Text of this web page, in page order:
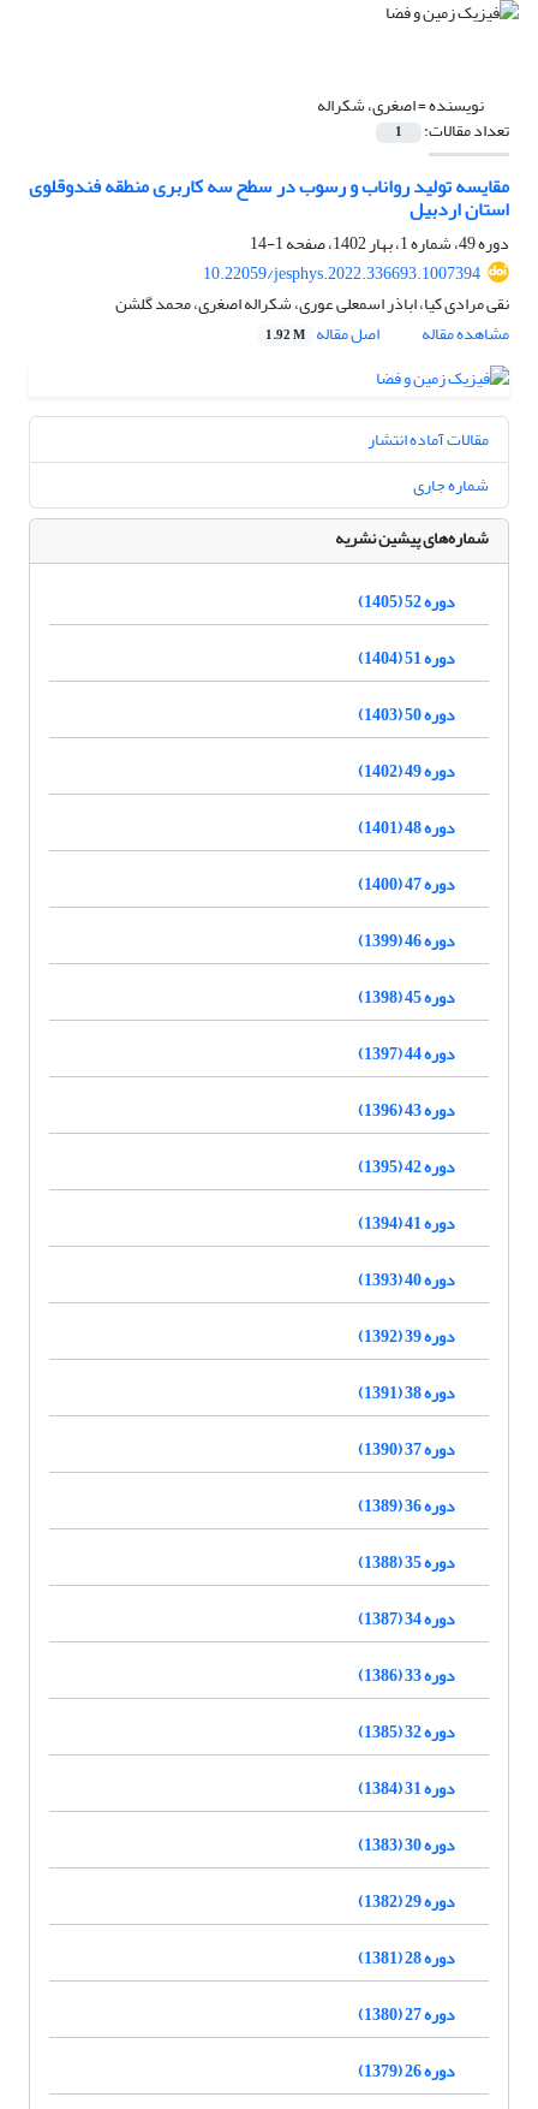
نویسنده =اصغری، شکراله
تعداد مقالات: 1
مقایسه تولید رواناب و رسوب در سطح سه کاربری منطقه فندوقلوی
استان اردبیل
دوره 49، شماره 1، بهار 1402، صفحه
1-14
10.22059/jesphys.2022.336693.1007394
نقی مرادی کیا، اباذر اسمعلی عوری، شکراله اصغری، محمد گلشن
مشاهده مقاله
اصل مقاله 1.92 M
مقالات آماده انتشار
شماره جاری
شماره‌های پیشین نشریه
دوره 52 (1405)
دوره 51 (1404)
دوره 50 (1403)
دوره 49 (1402)
دوره 48 (1401)
دوره 47 (1400)
دوره 46 (1399)
دوره 45 (1398)
دوره 44 (1397)
دوره 43 (1396)
دوره 42 (1395)
دوره 41 (1394)
دوره 40 (1393)
دوره 39 (1392)
دوره 38 (1391)
دوره 37 (1390)
دوره 36 (1389)
دوره 35 (1388)
دوره 34 (1387)
دوره 33 (1386)
دوره 32 (1385)
دوره 31 (1384)
دوره 30 (1383)
دوره 29 (1382)
دوره 28 (1381)
دوره 27 (1380)
دوره 26 (1379)